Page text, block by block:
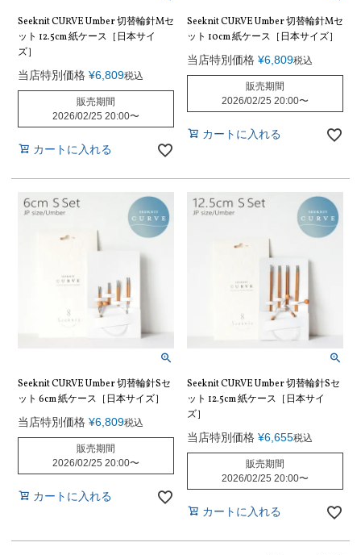
Seeknit CURVE Umber 切替輪針Mセ
ット 12.5cm 紙ケース［日本サイ
ズ］
当店特別価格 ¥6,809税込
販売期間
2026/02/25 20:00〜
カートに入れる
Seeknit CURVE Umber 切替輪針Mセ
ット 10cm 紙ケース［日本サイズ］
当店特別価格 ¥6,809税込
販売期間
2026/02/25 20:00〜
カートに入れる
Seeknit CURVE Umber 切替輪針Sセ
ット 6cm 紙ケース［日本サイズ］
当店特別価格 ¥6,809税込
販売期間
2026/02/25 20:00〜
カートに入れる
Seeknit CURVE Umber 切替輪針Sセ
ット 12.5cm 紙ケース［日本サイ
ズ］
当店特別価格 ¥6,655税込
販売期間
2026/02/25 20:00〜
カートに入れる